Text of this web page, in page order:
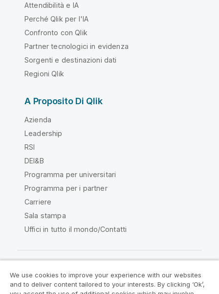
Attendibilità e IA
Perché Qlik per l'IA
Confronto con Qlik
Partner tecnologici in evidenza
Sorgenti e destinazioni dati
Regioni Qlik
A Proposito Di Qlik
Azienda
Leadership
RSI
DEI&B
Programma per universitari
Programma per i partner
Carriere
Sala stampa
Uffici in tutto il mondo/Contatti
Qlik Community
We use cookies to improve your experience with our websites
and to deliver content tailored to your interests. By clicking ‘Ok’,